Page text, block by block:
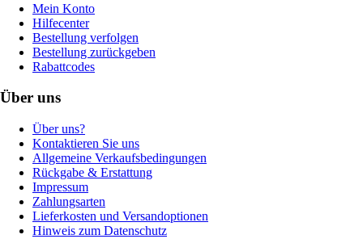
Mein Konto
Hilfecenter
Bestellung verfolgen
Bestellung zurückgeben
Rabattcodes
Über uns
Über uns?
Kontaktieren Sie uns
Allgemeine Verkaufsbedingungen
Rückgabe & Erstattung
Impressum
Zahlungsarten
Lieferkosten und Versandoptionen
Hinweis zum Datenschutz